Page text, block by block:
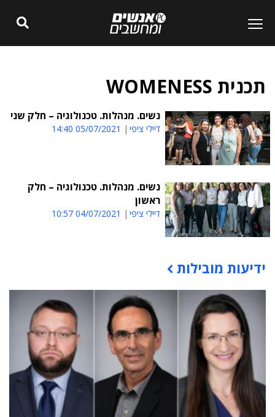
תכנית WOMENESS
נשים. מנהלות. טכנולוגיה – חלק שני
דיילי ציפי 05/07/2021 14:40
נשים. מנהלות. טכנולוגיה – חלק
ראשון
דיילי ציפי 04/07/2021 10:57
תוכן פרסומי
ידיעות מובילות